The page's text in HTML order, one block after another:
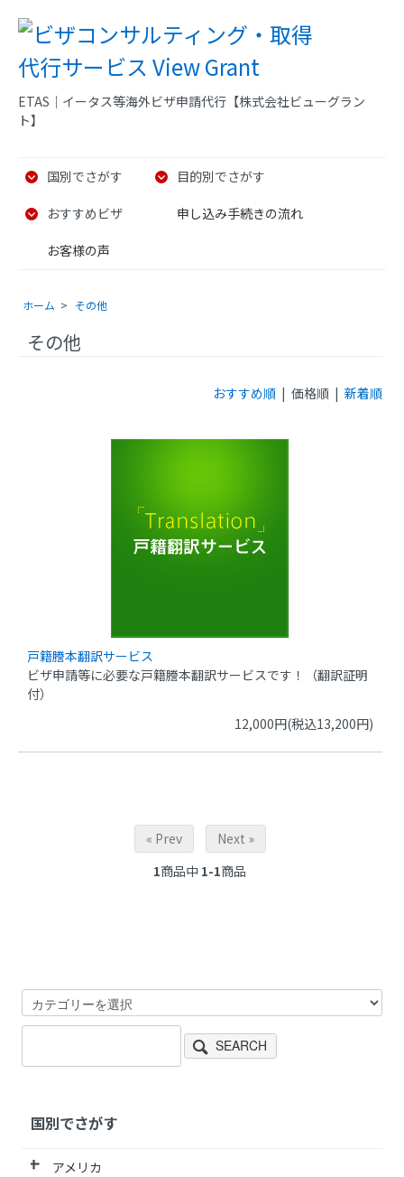
ETAS｜イータス等海外ビザ申請代行【株式会社ビューグラン
ト】
国別でさがす 目的別でさがす
おすすめビザ 申し込み手続きの流れ
お客様の声
ホーム > その他
その他
おすすめ順| 価格順 | 新着順
戸籍謄本翻訳サービス
ビザ申請等に必要な戸籍謄本翻訳サービスです！（翻訳証明
付）
12,000円(税込13,200円)
« Prev
Next »
1商品中 1-1商品
SEARCH
国別でさがす
アメリカ